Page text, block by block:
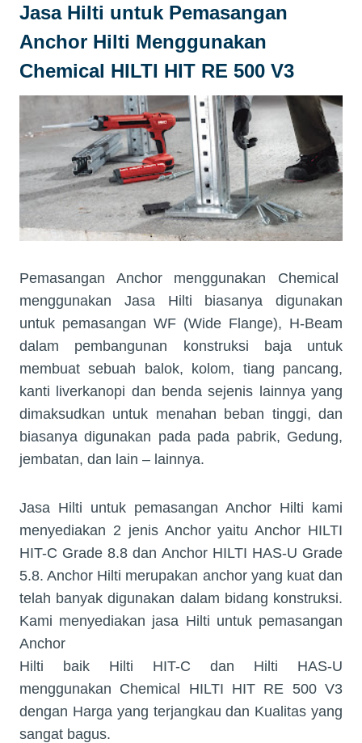
Jasa Hilti untuk Pemasangan
Anchor Hilti Menggunakan
Chemical HILTI HIT RE 500 V3
Pemasangan Anchor menggunakan Chemical
menggunakan Jasa Hilti biasanya digunakan
untuk pemasangan WF (Wide Flange), H-Beam
dalam pembangunan konstruksi baja untuk
membuat sebuah balok, kolom, tiang pancang,
kanti liverkanopi dan benda sejenis lainnya yang
dimaksudkan untuk menahan beban tinggi, dan
biasanya digunakan pada pada pabrik, Gedung,
jembatan, dan lain – lainnya.
Jasa Hilti untuk pemasangan Anchor Hilti kami
menyediakan 2 jenis Anchor yaitu Anchor HILTI
HIT-C Grade 8.8 dan Anchor HILTI HAS-U Grade
5.8. Anchor Hilti merupakan anchor yang kuat dan
telah banyak digunakan dalam bidang konstruksi.
Kami menyediakan jasa Hilti untuk pemasangan
Anchor
Hilti baik Hilti HIT-C dan Hilti HAS-U
menggunakan Chemical HILTI HIT RE 500 V3
dengan Harga yang terjangkau dan Kualitas yang
sangat bagus.